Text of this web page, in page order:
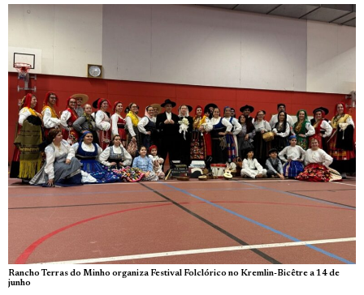
Rancho Terras do Minho organiza Festival Folclórico no Kremlin-Bicêtre a 14 de
junho